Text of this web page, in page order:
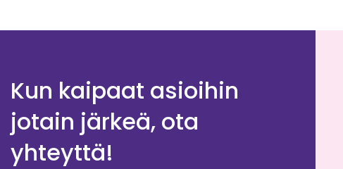
Kun kaipaat asioihin
jotain järkeä, ota
yhteyttä!